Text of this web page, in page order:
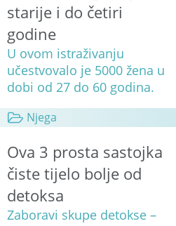
starije i do četiri
godine
U ovom istraživanju
učestvovalo je 5000 žena u
dobi od 27 do 60 godina.
Njega
Ova 3 prosta sastojka
čiste tijelo bolje od
detoksa
Zaboravi skupe detokse –